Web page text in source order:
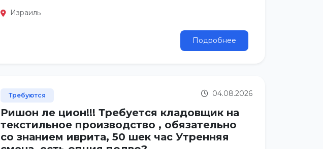
Израиль
Подробнее
Требуются 04.08.2026
Ришон ле цион!!! Требуется кладовщик на
текстильное производство , обязательно
со знанием иврита, 50 шек час Утренняя